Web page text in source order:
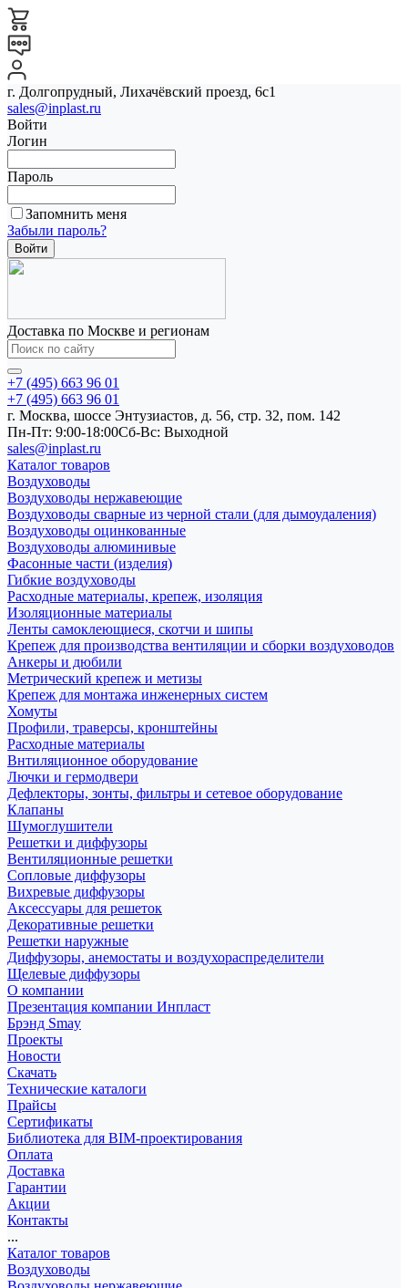
г. Долгопрудный, Лихачёвский проезд, 6с1
sales@inplast.ru
Войти
Логин
Пароль
Запомнить меня
Забыли пароль?
Доставка по Москве и регионам
+7 (495) 663 96 01
+7 (495) 663 96 01
г. Москва, шоссе Энтузиастов, д. 56, стр. 32, пом. 142
Пн-Пт: 9:00-18:00Cб-Вс: Выходной
sales@inplast.ru
Каталог товаров
Воздуховоды
Воздуховоды нержавеющие
Воздуховоды сварные из черной стали (для дымоудаления)
Воздуховоды оцинкованные
Воздуховоды алюминивые
Фасонные части (изделия)
Гибкие воздуховоды
Расходные материалы, крепеж, изоляция
Изоляционные материалы
Ленты самоклеющиеся, скотчи и шипы
Крепеж для производства вентиляции и сборки воздуховодов
Анкеры и дюбили
Метрический крепеж и метизы
Крепеж для монтажа инженерных систем
Хомуты
Профили, траверсы, кронштейны
Расходные материалы
Внтиляционное оборудование
Лючки и гермодвери
Дефлекторы, зонты, фильтры и сетевое оборудование
Клапаны
Шумоглушители
Решетки и диффузоры
Вентиляционные решетки
Сопловые диффузоры
Вихревые диффузоры
Аксессуары для решеток
Декоративные решетки
Решетки наружные
Диффузоры, анемостаты и воздухораспределители
Щелевые диффузоры
О компании
Презентация компании Инпласт
Брэнд Smay
Проекты
Новости
Скачать
Технические каталоги
Прайсы
Сертификаты
Библиотека для BIM-проектирования
Оплата
Доставка
Гарантии
Акции
Контакты
...
Каталог товаров
Воздуховоды